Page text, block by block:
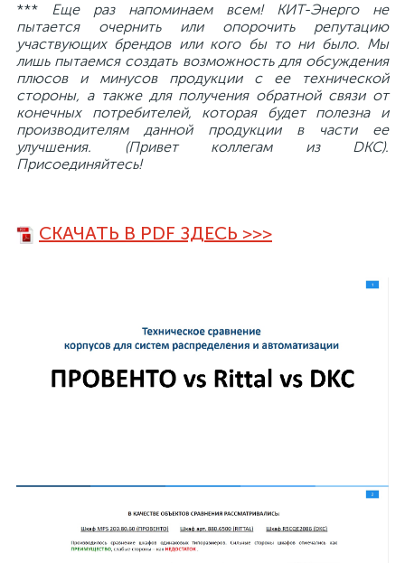
*** Еще раз напоминаем всем! КИТ-Энерго не
пытается очернить или опорочить репутацию
участвующих брендов или кого бы то ни было. Мы
лишь пытаемся создать возможность для обсуждения
плюсов и минусов продукции с ее технической
стороны, а также для получения обратной связи от
конечных потребителей, которая будет полезна и
производителям данной продукции в части ее
улучшения. (Привет коллегам из DKC).
Присоединяйтесь!
СКАЧАТЬ В PDF ЗДЕСЬ >>>